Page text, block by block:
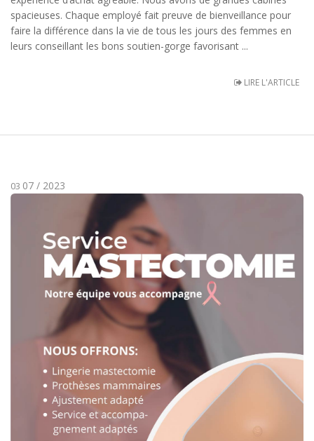
spacieuses. Chaque employé fait preuve de bienveillance pour
faire la différence dans la vie de tous les jours des femmes en
leurs conseillant les bons soutien-gorge favorisant ...
LIRE L'ARTICLE
03 07 / 2023